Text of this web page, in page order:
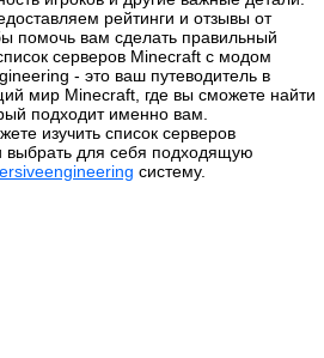
рейтинги и отзывы от
помочь вам сделать правильный
серверов Minecraft с модом
- это ваш путеводитель в
мир Minecraft, где вы сможете найти
подходит именно вам.
изучить список серверов
для себя подходящую
систему.